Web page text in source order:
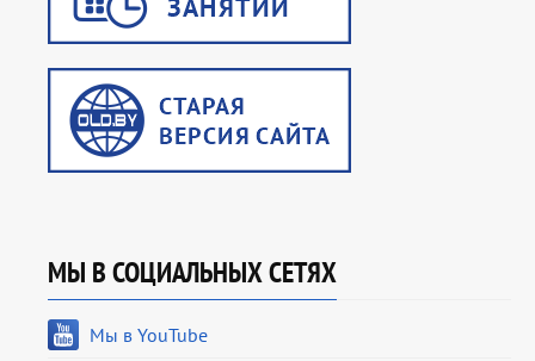
МЫ В СОЦИАЛЬНЫХ СЕТЯХ
Мы в YouTube